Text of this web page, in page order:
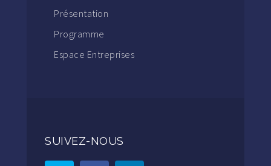
Présentation
Programme
Espace Entreprises
SUIVEZ-NOUS